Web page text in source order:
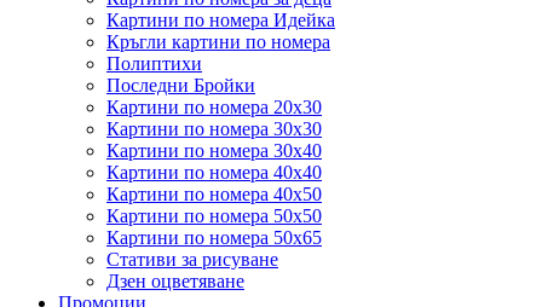
Картини по номера Идейка
Кръгли картини по номера
Полиптихи
Последни Бройки
Картини по номера 20x30
Картини по номера 30x30
Картини по номера 30x40
Картини по номера 40x40
Картини по номера 40x50
Картини по номера 50x50
Картини по номера 50x65
Стативи за рисуване
Дзен оцветяване
Промоции